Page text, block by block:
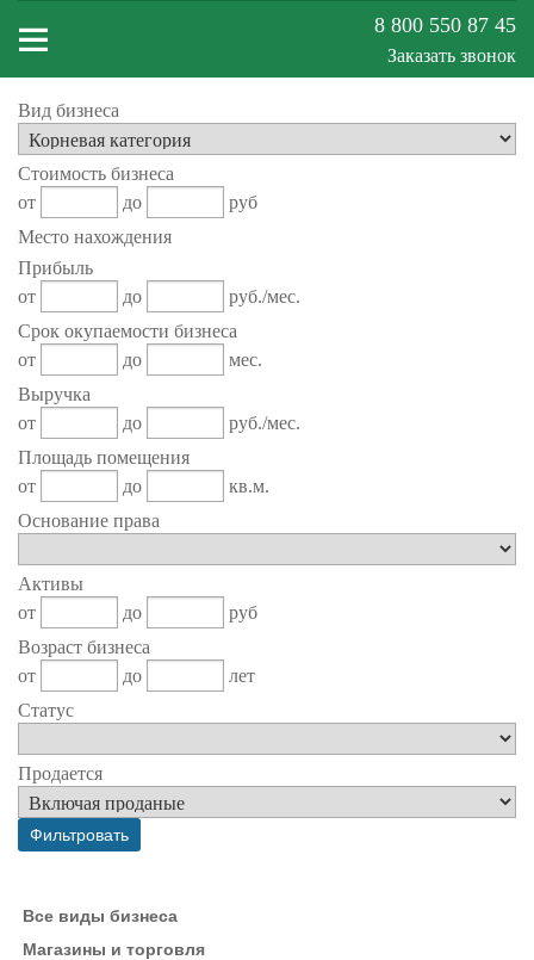
Меню
сайта
8 800 550 87 45
Заказать звонок
Вид бизнеса
Стоимость бизнеса
от
до
руб
Место нахождения
Прибыль
от
до
руб./мес.
Срок окупаемости бизнеса
от
до
мес.
Выручка
от
до
руб./мес.
Площадь помещения
от
до
кв.м.
Основание права
Активы
от
до
руб
Возраст бизнеса
от
до
лет
Статус
Продается
Все виды бизнеса
Магазины и торговля